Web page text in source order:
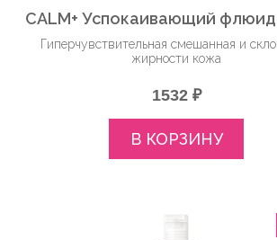
CALM+ Успокаивающий
Гиперчувствительная смешанная и
жирности кожа
1532 ₽
В КОРЗИНУ